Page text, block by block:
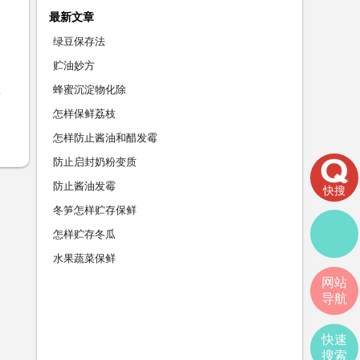
最新文章
绿豆保存法
贮油妙方
蜂蜜沉淀物化除
怎样保鲜荔枝
怎样防止酱油和醋发霉
防止启封奶粉变质
防止酱油发霉
冬笋怎样贮存保鲜
怎样贮存冬瓜
水果蔬菜保鲜
快搜
网站
导航
快速
搜索